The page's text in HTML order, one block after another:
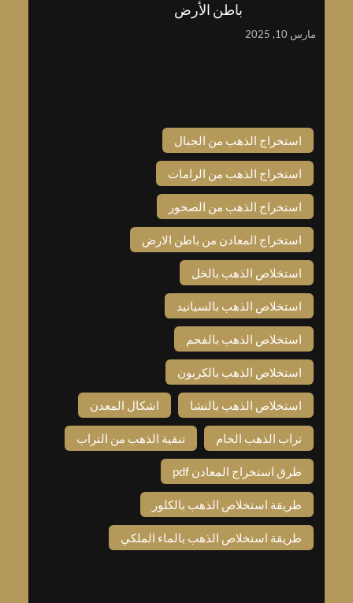
باطن الأرض
مارس 10, 2025
استخراج الذهب من الجبال
استخراج الذهب من الرامات
استخراج الذهب من الصخور
استخراج المعادن من باطن الارض
استخلاص الذهب بالخل
استخلاص الذهب بالسيانيد
استخلاص الذهب بالفحم
استخلاص الذهب بالكربون
استخلاص الذهب بالنشا اشكال المعدن
تراب الذهب الخام تنقية الذهب من التراب
طرق استخراج المعادن pdf
طريقة استخلاص الذهب بالكلور
طريقة استخلاص الذهب بالماء الملكي